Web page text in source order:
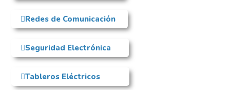
Redes de Comunicación
Seguridad Electrónica
Tableros Eléctricos